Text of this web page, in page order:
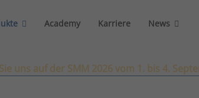
Academy Karriere News
uns auf der SMM 2026 vom 1. bis 4.